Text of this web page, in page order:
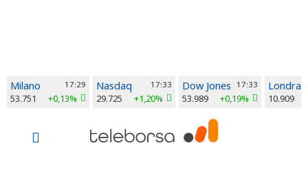
Milano 17:29
53.751 +0,13%
Nasdaq 17:33
29.725 +1,20%
Dow Jones 17:33
53.989 +0,19%
Londra
10.909